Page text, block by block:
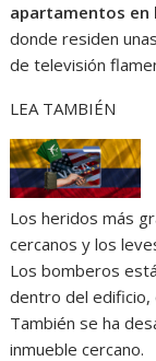
apartamentos en
donde residen
de televisión
LEA TAMBIÉN
Los heridos más
cercanos y los
Los bomberos
dentro del edificio,
También se ha
inmueble cercano.